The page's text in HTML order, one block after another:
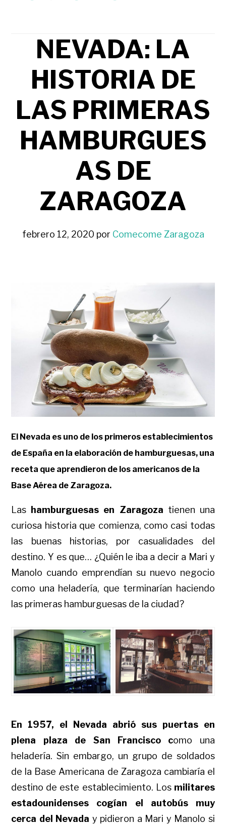
NEVADA: LA
HISTORIA DE
LAS PRIMERAS
HAMBURGUES
AS DE
ZARAGOZA
febrero 12, 2020 por Comecome Zaragoza
El Nevada es uno de los primeros establecimientos
de España en la elaboración de hamburguesas, una
receta que aprendieron de los americanos de la
Base Aérea de Zaragoza.
Las hamburguesas en Zaragoza tienen una
curiosa historia que comienza, como casi todas
las buenas historias, por casualidades del
destino. Y es que… ¿Quién le iba a decir a Mari y
Manolo cuando emprendían su nuevo negocio
como una heladería, que terminarían haciendo
las primeras hamburguesas de la ciudad?
En 1957, el Nevada abrió sus puertas en
plena plaza de San Francisco como una
heladería. Sin embargo, un grupo de soldados
de la Base Americana de Zaragoza cambiaría el
destino de este establecimiento. Los militares
estadounidenses cogían el autobús muy
cerca del Nevada y pidieron a Mari y Manolo si